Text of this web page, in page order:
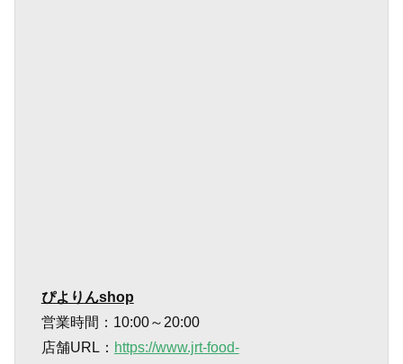
ぴよりんshop
営業時間：10:00～20:00
店舗URL： https://www.jrt-food-